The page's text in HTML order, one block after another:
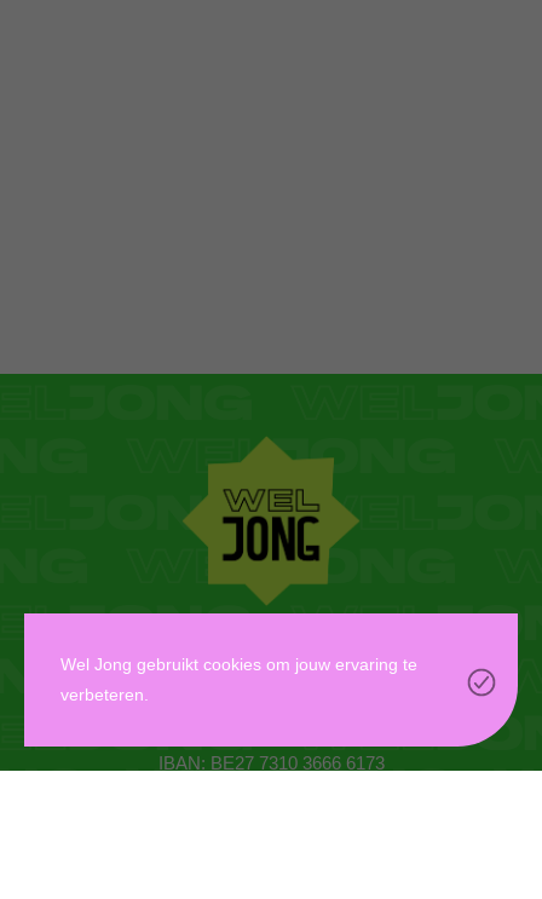
IBAN: BE27 7310 3666 6173
Wel Jong gebruikt cookies om jouw ervaring te
verbeteren.